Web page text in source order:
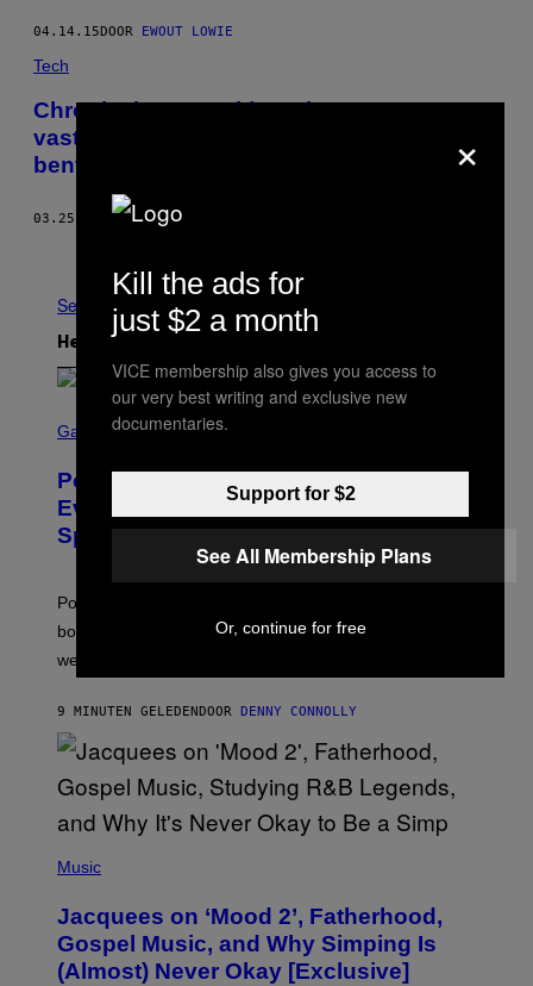
04.14.15DOOR EWOUT LOWIE
Tech
Chronisch vermoeid? Er kan nu
vastgesteld worden of je zeurt, of echt ziek
bent
03.25.15 DOORBONNIE VAN DEN HEUVEL
See All
Het Laatste
C
E
N
S
H
P
O
E
N
G
O
Gaming
Pokémon GO Fire and Ice Hatch Day
Event Guide – All Bonuses and
Special Hatches
Pokemon GO players can check out the upcoming
bonuses and Timed Research to start preparing for this
weekend’s big event.
9 MINUTEN GELEDEN DOOR DENNY CONNOLLY
P
T
O
V
I
Music
Jacquees on ‘Mood 2’, Fatherhood,
Gospel Music, and Why Simping Is
(Almost) Never Okay [Exclusive]
×
Kill the ads for
just $2 a month
VICE membership also gives you access to
our very best writing and exclusive new
documentaries.
Support for $2
See All Membership Plans
Or, continue for free